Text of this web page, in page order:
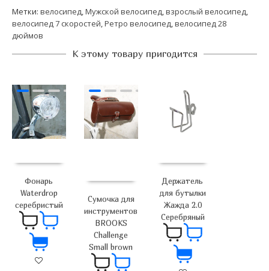
Метки: велосипед,Мужской велосипед,взрослый велосипед,
велосипед 7 скоростей,Ретро велосипед,велосипед 28
дюймов
К этому товару пригодится
Фонарь
Waterdrop
серебристый
Сумочка для
инструментов
BROOKS
Challenge
Small brown
Держатель
для бутылки
Жажда 2.0
Серебряный